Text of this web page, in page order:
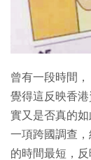
曾有一段時間
覺得這反映香
實又是否真的
一項跨國調查
的時間最短，反